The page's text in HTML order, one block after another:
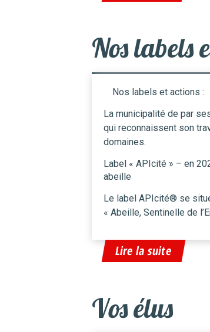
Nos labels
Nos labels et actions :
La municipalité de par
qui reconnaissent son
domaines.
Label « APIcité » – en
abeille
Le label APIcité® se
« Abeille, Sentinelle de
Lire la suite
Vos élus